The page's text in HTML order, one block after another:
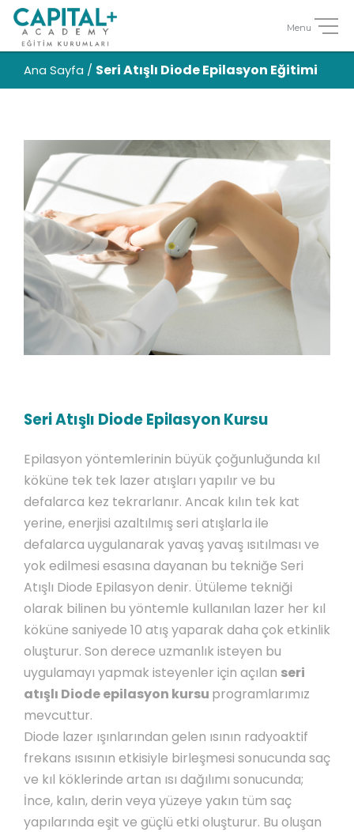
Ana Sayfa / Seri Atışlı Diode Epilasyon Eğitimi
Seri Atışlı Diode Epilasyon Kursu
Epilasyon yöntemlerinin büyük çoğunluğunda kıl
köküne tek tek lazer atışları yapılır ve bu
defalarca kez tekrarlanır. Ancak kılın tek kat
yerine, enerjisi azaltılmış seri atışlarla ile
defalarca uygulanarak yavaş yavaş ısıtılması ve
yok edilmesi esasına dayanan bu tekniğe Seri
Atışlı Diode Epilasyon denir. Ütüleme tekniği
olarak bilinen bu yöntemle kullanılan lazer her kıl
köküne saniyede 10 atış yaparak daha çok etkinlik
oluşturur. Son derece uzmanlık isteyen bu
uygulamayı yapmak isteyenler için açılan seri
atışlı Diode epilasyon kursu programlarımız
mevcuttur.
Diode lazer ışınlarından gelen ısının radyoaktif
frekans ısısının etkisiyle birleşmesi sonucunda saç
ve kıl köklerinde artan ısı dağılımı sonucunda;
İnce, kalın, derin veya yüzeye yakın tüm saç
yapılarında eşit ve güçlü etki oluşturur. Bu oluşan